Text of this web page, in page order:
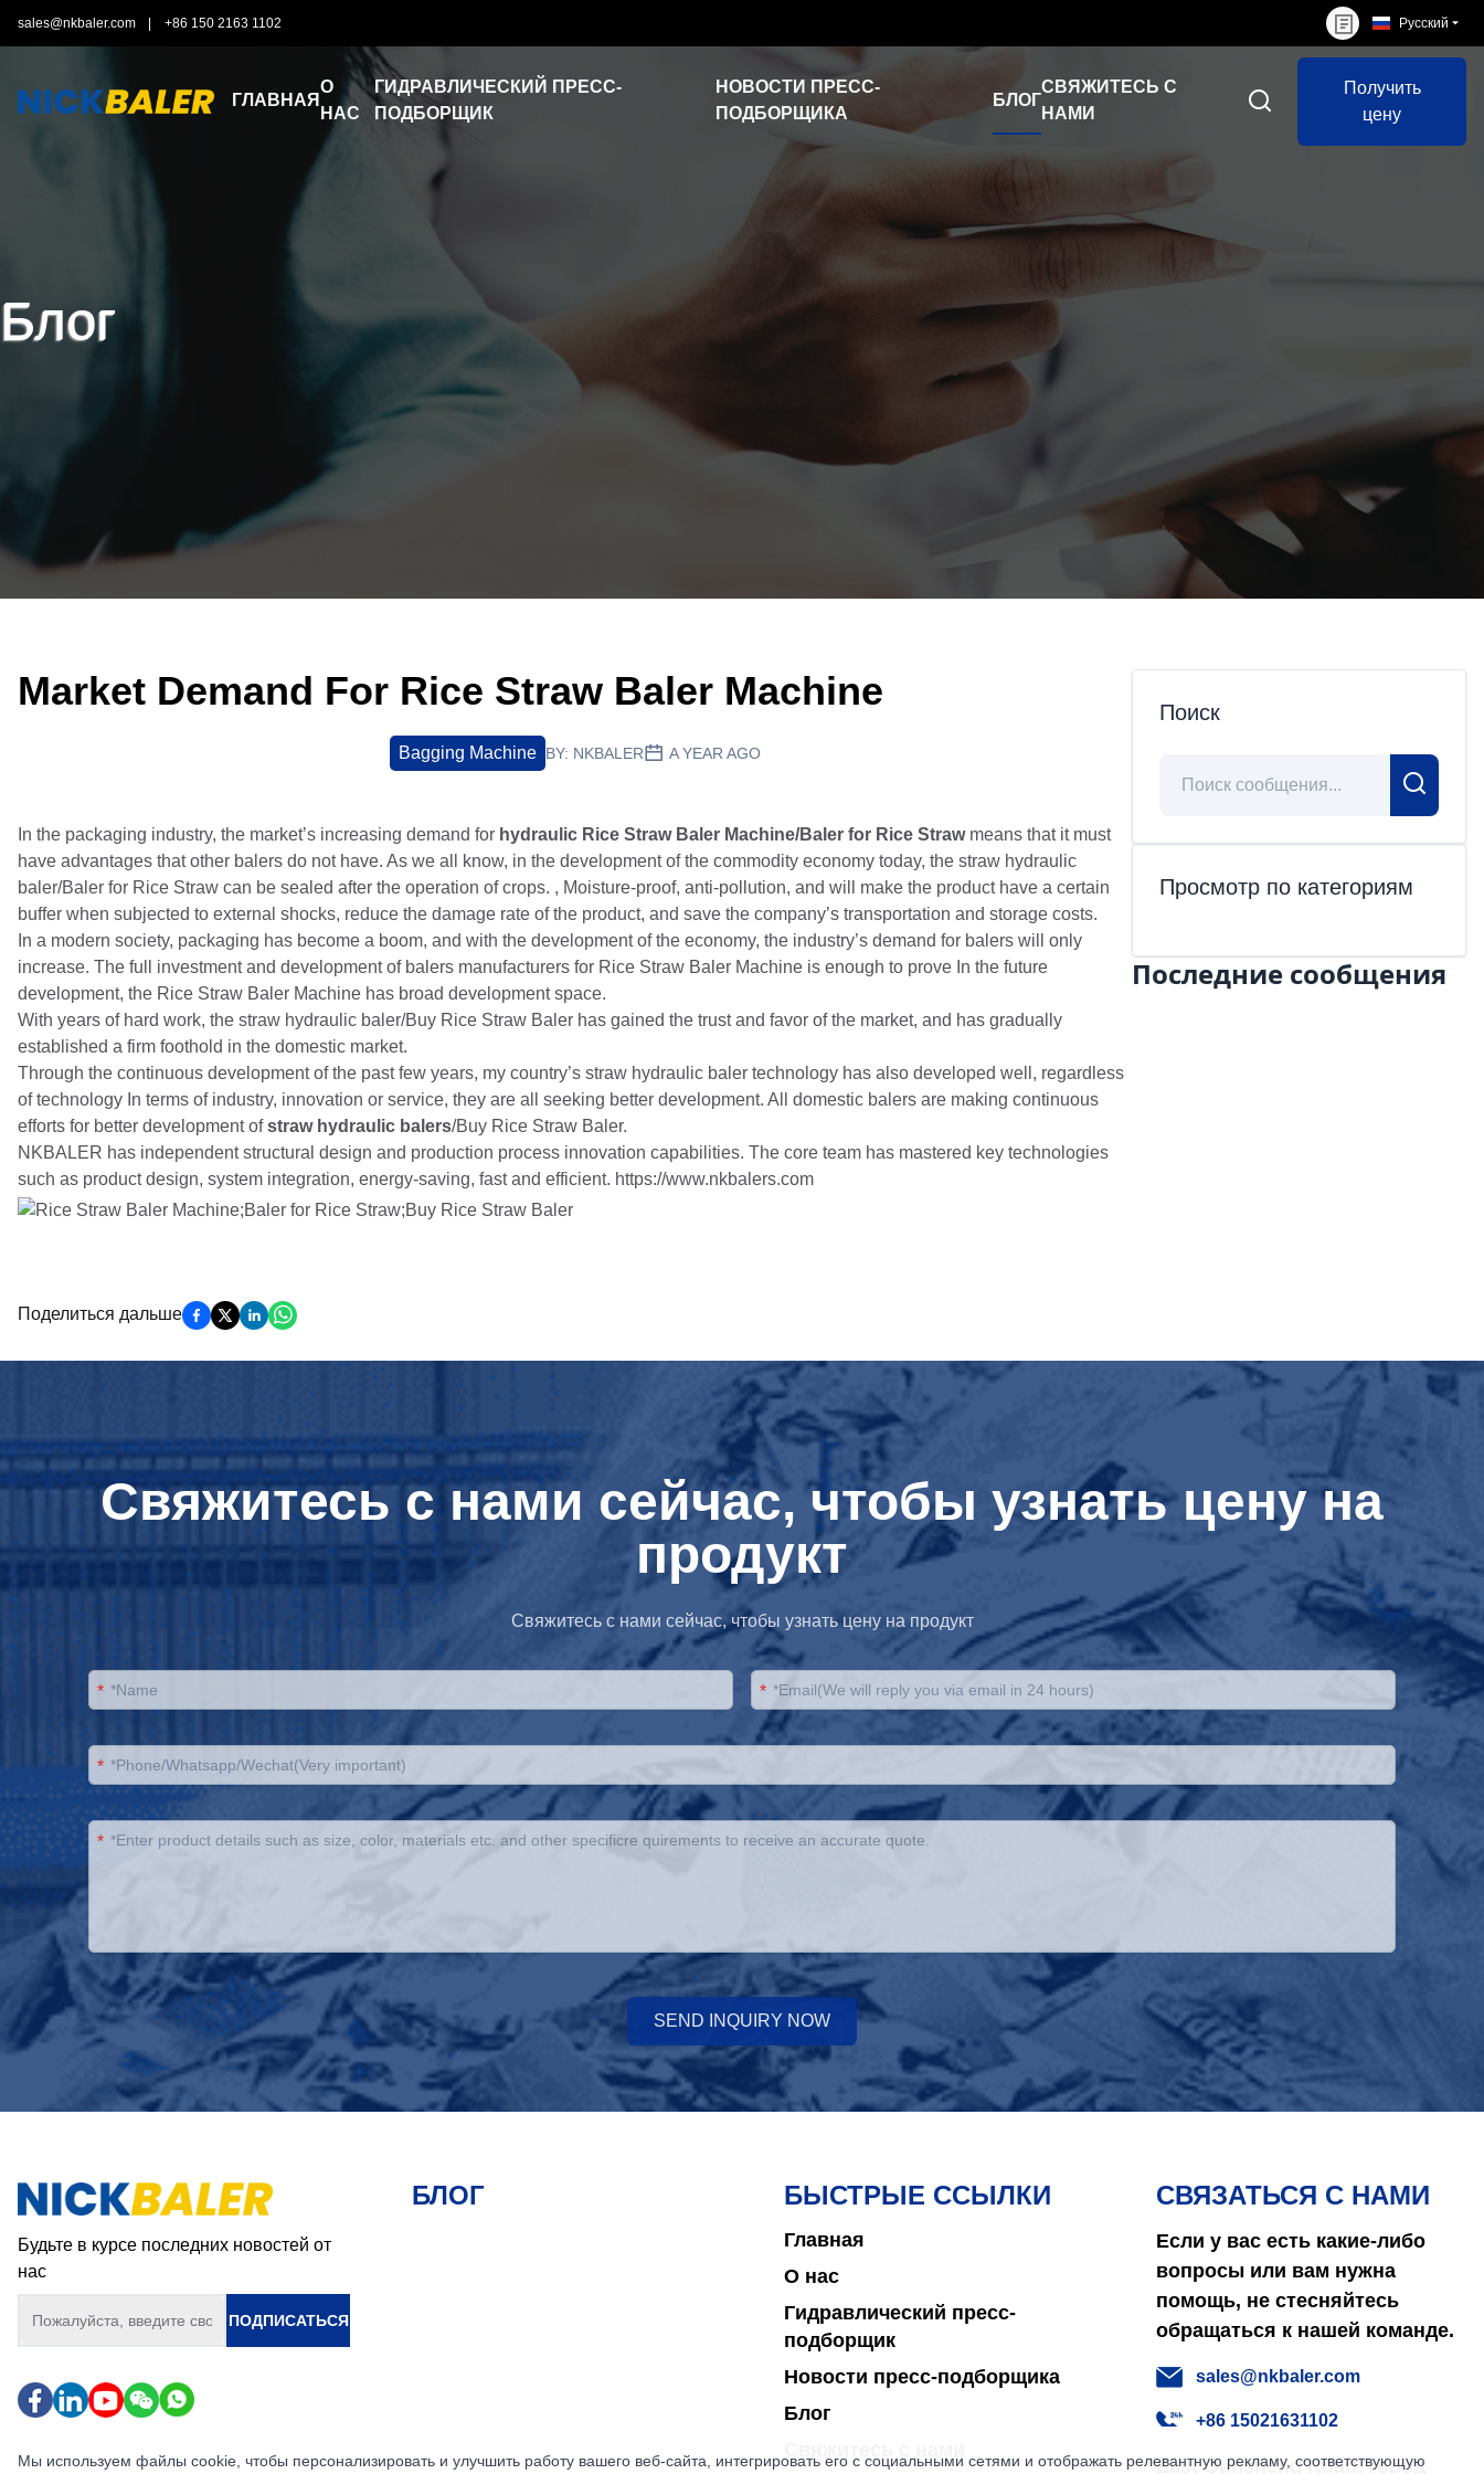
sales@nkbaler.com +86 150 2163 1102 Русский
ГЛАВНАЯ
О
НАС
ГИДРАВЛИЧЕСКИЙ ПРЕСС-
ПОДБОРЩИК
НОВОСТИ ПРЕСС-
ПОДБОРЩИКА
БЛОГ
СВЯЖИТЕСЬ С
НАМИ
Получить
цену
Блог
Market Demand For Rice Straw Baler Machine
Bagging Machine BY: NKBALER A YEAR AGO
In the packaging industry, the market’s increasing demand for hydraulic Rice Straw Baler Machine/Baler for Rice Strawmeans that it must
have advantages that other balers do not have. As we all know, in the development of the commodity economy today, the straw hydraulic
baler/Baler for Rice Straw can be sealed after the operation of crops. , Moisture-proof, anti-pollution, and will make the product have a certain
buffer when subjected to external shocks, reduce the damage rate of the product, and save the company’s transportation and storage costs.
In a modern society, packaging has become a boom, and with the development of the economy, the industry’s demand for balers will only
increase. The full investment and development of balers manufacturers for Rice Straw Baler Machine is enough to prove In the future
development, the Rice Straw Baler Machine has broad development space.
With years of hard work, the straw hydraulic baler/Buy Rice Straw Baler has gained the trust and favor of the market, and has gradually
established a firm foothold in the domestic market.
Through the continuous development of the past few years, my country’s straw hydraulic baler technology has also developed well, regardless
of technology In terms of industry, innovation or service, they are all seeking better development. All domestic balers are making continuous
efforts for better development ofstraw hydraulic balers/Buy Rice Straw Baler.
NKBALER has independent structural design and production process innovation capabilities. The core team has mastered key technologies
such as product design, system integration, energy-saving, fast and efficient. https://www.nkbalers.com
Поделиться дальше
Поиск
Просмотр по категориям
Последние сообщения
Свяжитесь с нами сейчас, чтобы узнать цену на
продукт
Свяжитесь с нами сейчас, чтобы узнать цену на продукт
* *
*
*
SEND INQUIRY NOW
Будьте в курсе последних новостей от
нас
ПОДПИСАТЬСЯ
БЛОГ БЫСТРЫЕ ССЫЛКИ
Главная
О нас
Гидравлический пресс-
подборщик
Новости пресс-подборщика
Блог
СВЯЗАТЬСЯ С НАМИ
Если у вас есть какие-либо
вопросы или вам нужна
помощь, не стесняйтесь
обращаться к нашей команде.
sales@nkbaler.com
+86 15021631102
East Qunsheng Road, город
Мы используем файлы cookie, чтобы персонализировать и улучшить работу вашего веб-сайта, интегрировать его с социальными сетями и отображать релевантную рекламу, соответствующую